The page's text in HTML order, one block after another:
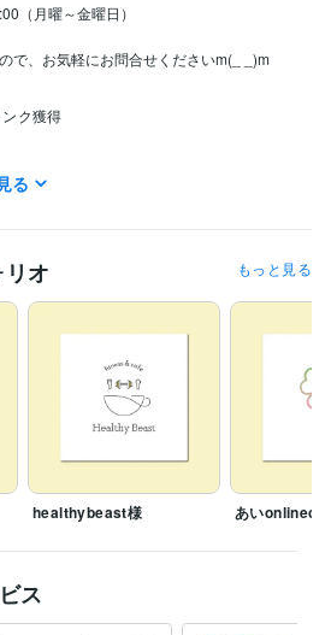
（月曜～金曜日）
で、お気軽にお問合せくださいm(_ _)m
ク獲得
年
る
オ もっと見る
healthybeast様 あい
ス